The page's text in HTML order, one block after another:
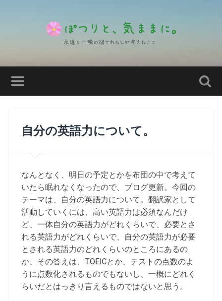
自分の英語力について。
なんとなく、明日の予定とかを布団の中で考えて
いたら眠れなくなったので、ブログ更新。今回の
テーマは、自分の英語力について。翻訳家として
活動していくには、高い英語力は必須なんだけ
ど、一体自分の英語力がどれくらいで、必要とさ
れる英語力がどれくらいで、自分の英語力が必要
とされる英語力のどれくらいのところにあるの
か、その答えは、TOEICとか、テストの点数のよ
うに点数化されるものでもないし、一概にどれく
らいだとはっきり言えるものではないと思う。